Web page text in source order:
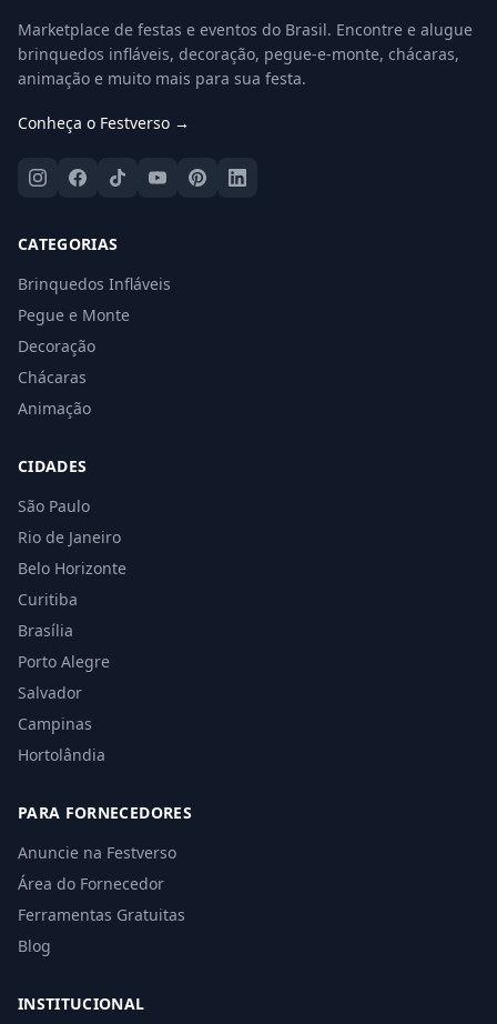
Marketplace de festas e eventos do Brasil. Encontre e alugue
brinquedos infláveis, decoração, pegue-e-monte, chácaras,
animação e muito mais para sua festa.
Conheça o Festverso →
CATEGORIAS
Brinquedos Infláveis
Pegue e Monte
Decoração
Chácaras
Animação
CIDADES
São Paulo
Rio de Janeiro
Belo Horizonte
Curitiba
Brasília
Porto Alegre
Salvador
Campinas
Hortolândia
PARA FORNECEDORES
Anuncie na Festverso
Área do Fornecedor
Ferramentas Gratuitas
Blog
INSTITUCIONAL